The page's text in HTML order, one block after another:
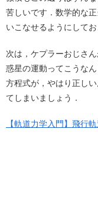
苦しいです．数学的な
いこなせるようにしてお
次は，ケプラーおじさ
惑星の運動ってこうな
方程式が，やはり正し
てしまいましょう．
【軌道力学入門】飛行